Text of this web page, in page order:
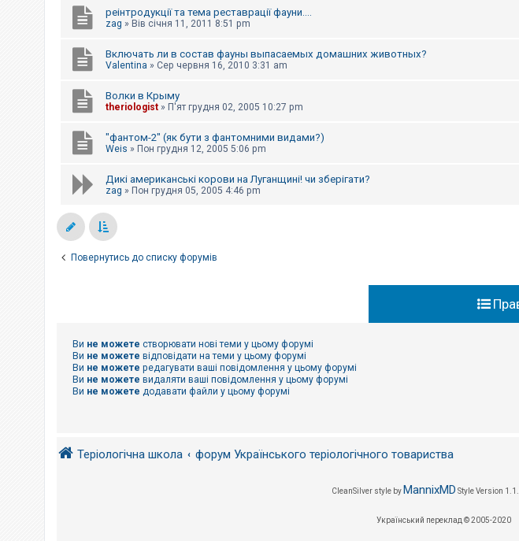
реінтродукції та тема реставрації фауни....
zag » Вів січня 11, 2011 8:51 pm
Включать ли в состав фауны выпасаемых домашних животных?
Valentina » Сер червня 16, 2010 3:31 am
Волки в Крыму
theriologist » П'ят грудня 02, 2005 10:27 pm
"фантом-2" (як бути з фантомними видами?)
Weis » Пон грудня 12, 2005 5:06 pm
Дикі американські корови на Луганщині! чи зберігати?
zag » Пон грудня 05, 2005 4:46 pm
Повернутись до списку форумів
Ви не можете створювати нові теми у цьому форумі
Ви не можете відповідати на теми у цьому форумі
Ви не можете редагувати ваші повідомлення у цьому форумі
Ви не можете видаляти ваші повідомлення у цьому форумі
Ви не можете додавати файли у цьому форумі
Теріологічна школа форум Українського теріологічного товариства
CleanSilver style byMannixMD Style Version
Український переклад © 2005-2020